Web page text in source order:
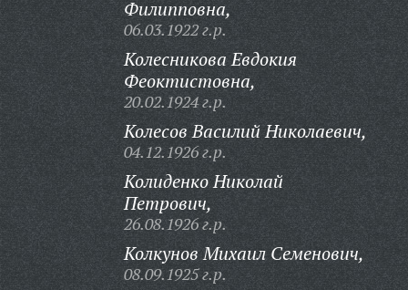
Филипповна,
06.03.1922 г.р.
Колесникова Евдокия
Феоктистовна,
20.02.1924 г.р.
Колесов Василий Николаевич,
04.12.1926 г.р.
Колиденко Николай
Петрович,
26.08.1926 г.р.
Колкунов Михаил Семенович,
08.09.1925 г.р.